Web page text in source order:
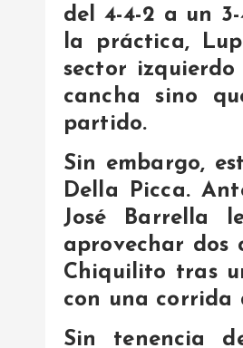
del 4-4-2 a un
la práctica,
sector
cancha sino
partido.
Sin embargo,
Della Picca.
José Barrella
aprovechar dos
Chiquilito tras
con una corrida
Sin tenencia